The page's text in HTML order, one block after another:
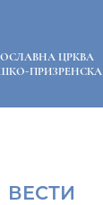
ЦРКВА
ПРИЗРЕНСКА
ВЕСТИ